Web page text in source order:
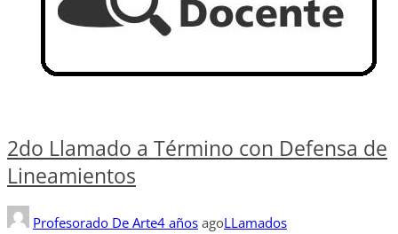
2do Llamado a Término con Defensa de
Lineamientos
Profesorado De Arte4 años agoLLamados